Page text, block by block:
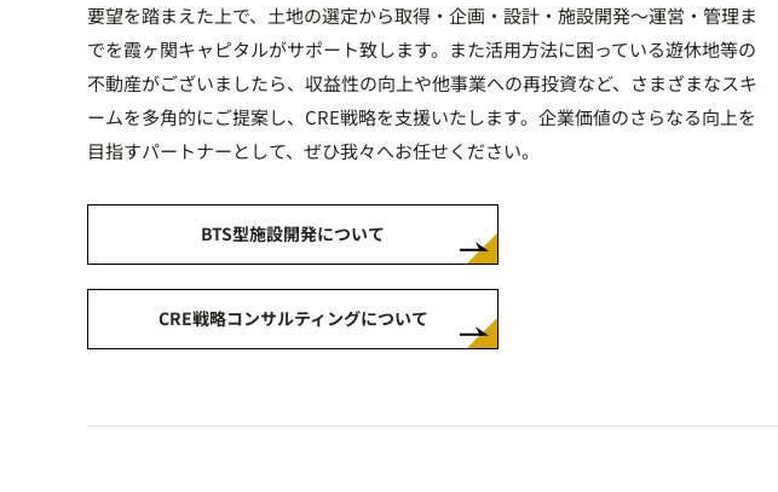
要望を踏まえた上で、土地の選定から取得・企画・設計・施設開発～運営・管理ま
でを霞ヶ関キャピタルがサポート致します。また活用方法に困っている遊休地等の
不動産がございましたら、収益性の向上や他事業への再投資など、さまざまなスキ
ームを多角的にご提案し、CRE戦略を支援いたします。企業価値のさらなる向上を
目指すパートナーとして、ぜひ我々へお任せください。
BTS型施設開発について
CRE戦略コンサルティングについて